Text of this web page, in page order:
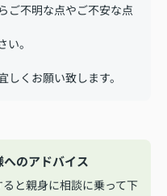
ご不明な点やご不安な点
。
くお願い致します。
のアドバイス
と親身に相談に乗って下